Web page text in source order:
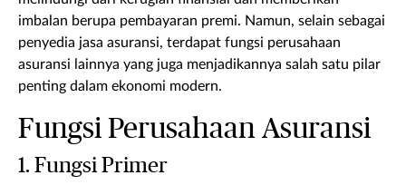
imbalan berupa pembayaran premi. Namun, selain sebagai
penyedia jasa asuransi, terdapat fungsi perusahaan
asuransi lainnya yang juga menjadikannya salah satu pilar
penting dalam ekonomi modern.
Fungsi Perusahaan Asuransi
1. Fungsi Primer